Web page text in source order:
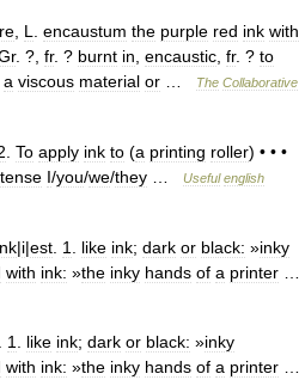
L encaustum the purple red ink with
. ?, fr. ? burnt in encaustic fr. ? to
a viscous material or The Collaborative
To apply ink to (a printing roller) • • •
tense I/you/we/they Useful english
|i|est 1 like ink; dark or black: »inky
with ink: »the inky hands of a printer
1 like ink; dark or black: »inky
with ink: »the inky hands of a printer